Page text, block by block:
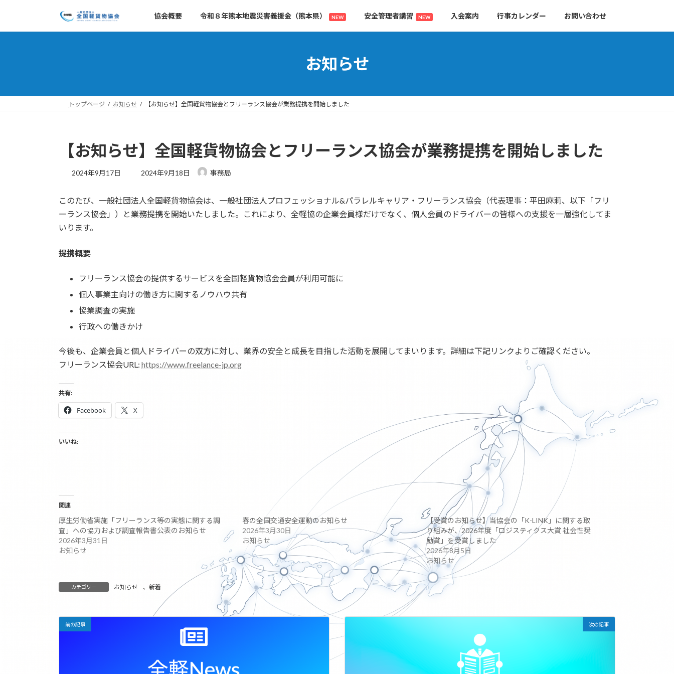
テ
ゲ
協会概要 令和８年熊本地震災害義援金（熊本県） NEW 安全管理者講習 NEW 入会案内 行事カレンダー お問い合わせ
お知らせ
トップページ お知らせ 【お知らせ】全国軽貨物協会とフリーランス協会が業務提携を開始しました
【お知らせ】全国軽貨物協会とフリーランス協会が業務提携を開始しました
2024年9月17日
最
新
日
時
2024年9月18日 事務局
このたび、一般社団法人全国軽貨物協会は、一般社団法人プロフェッショナル&パラレルキャリア・フリーランス協会（代表理事：平田麻莉、以下「フリ
ーランス協会」）と業務提携を開始いたしました。これにより、全軽協の企業会員様だけでなく、個人会員のドライバーの皆様への支援を一層強化してま
いります。
提携概要
フリーランス協会の提供するサービスを全国軽貨物協会会員が利用可能に
個人事業主向けの働き方に関するノウハウ共有
協業調査の実施
行政への働きかけ
今後も、企業会員と個人ドライバーの双方に対し、業界の安全と成長を目指した活動を展開してまいります。詳細は下記リンクよりご確認ください。
フリーランス協会URL: https://www.freelance-jp.org
共有:
Facebook X
いいね:
関連
厚生労働省実施「フリーランス等の実態に関する調
査」への協力および調査報告書公表のお知らせ
2026年3月31日
お知らせ
春の全国交通安全運動のお知らせ
2026年3月30日
お知らせ
【受賞のお知らせ】当協会の「K-LINK」に関する取
り組みが、2026年度「ロジスティクス大賞 社会性奨
励賞」を受賞しました
2026年8月5日
お知らせ
カテゴリー お知らせ 、 新着
前の記事 次の記事